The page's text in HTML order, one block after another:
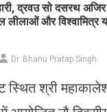
द्रवउ सो दसरथ अजिर
लीलाओं और विश्वामित्र
Dr. Bhanu Pratap Singh
श्री